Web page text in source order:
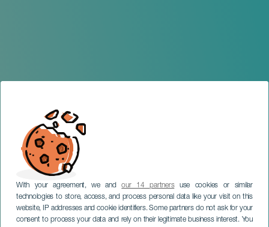
With your agreement, we andour 14 partnersuse cookies or similar
technologies to store, access, and process personal data like your visit on this
website, IP addresses and cookie identifiers. Some partners do not ask for your
consent to process your data and rely on their legitimate business interest. You